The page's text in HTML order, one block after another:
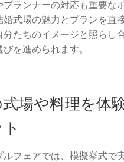
プランナーの対応も重要な
婚式場の魅力とプランを直
分たちのイメージと照らし
を進められます。
場や料理を体
フェアでは、模擬挙式で